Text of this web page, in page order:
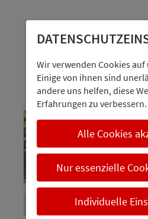
Personen
Wir verwenden Cookies
Einige von ihnen sind
andere uns helfen, diese
Erfahrungen zu verbessern.
Alle Cookies
Nur essenzielle
Individuelle